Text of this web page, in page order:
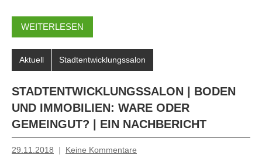
WEITERLESEN
Aktuell Stadtentwicklungssalon
STADTENTWICKLUNGSSALON | BODEN
UND IMMOBILIEN: WARE ODER
GEMEINGUT? | EIN NACHBERICHT
29.11.2018
Mosche
Keine Kommentare